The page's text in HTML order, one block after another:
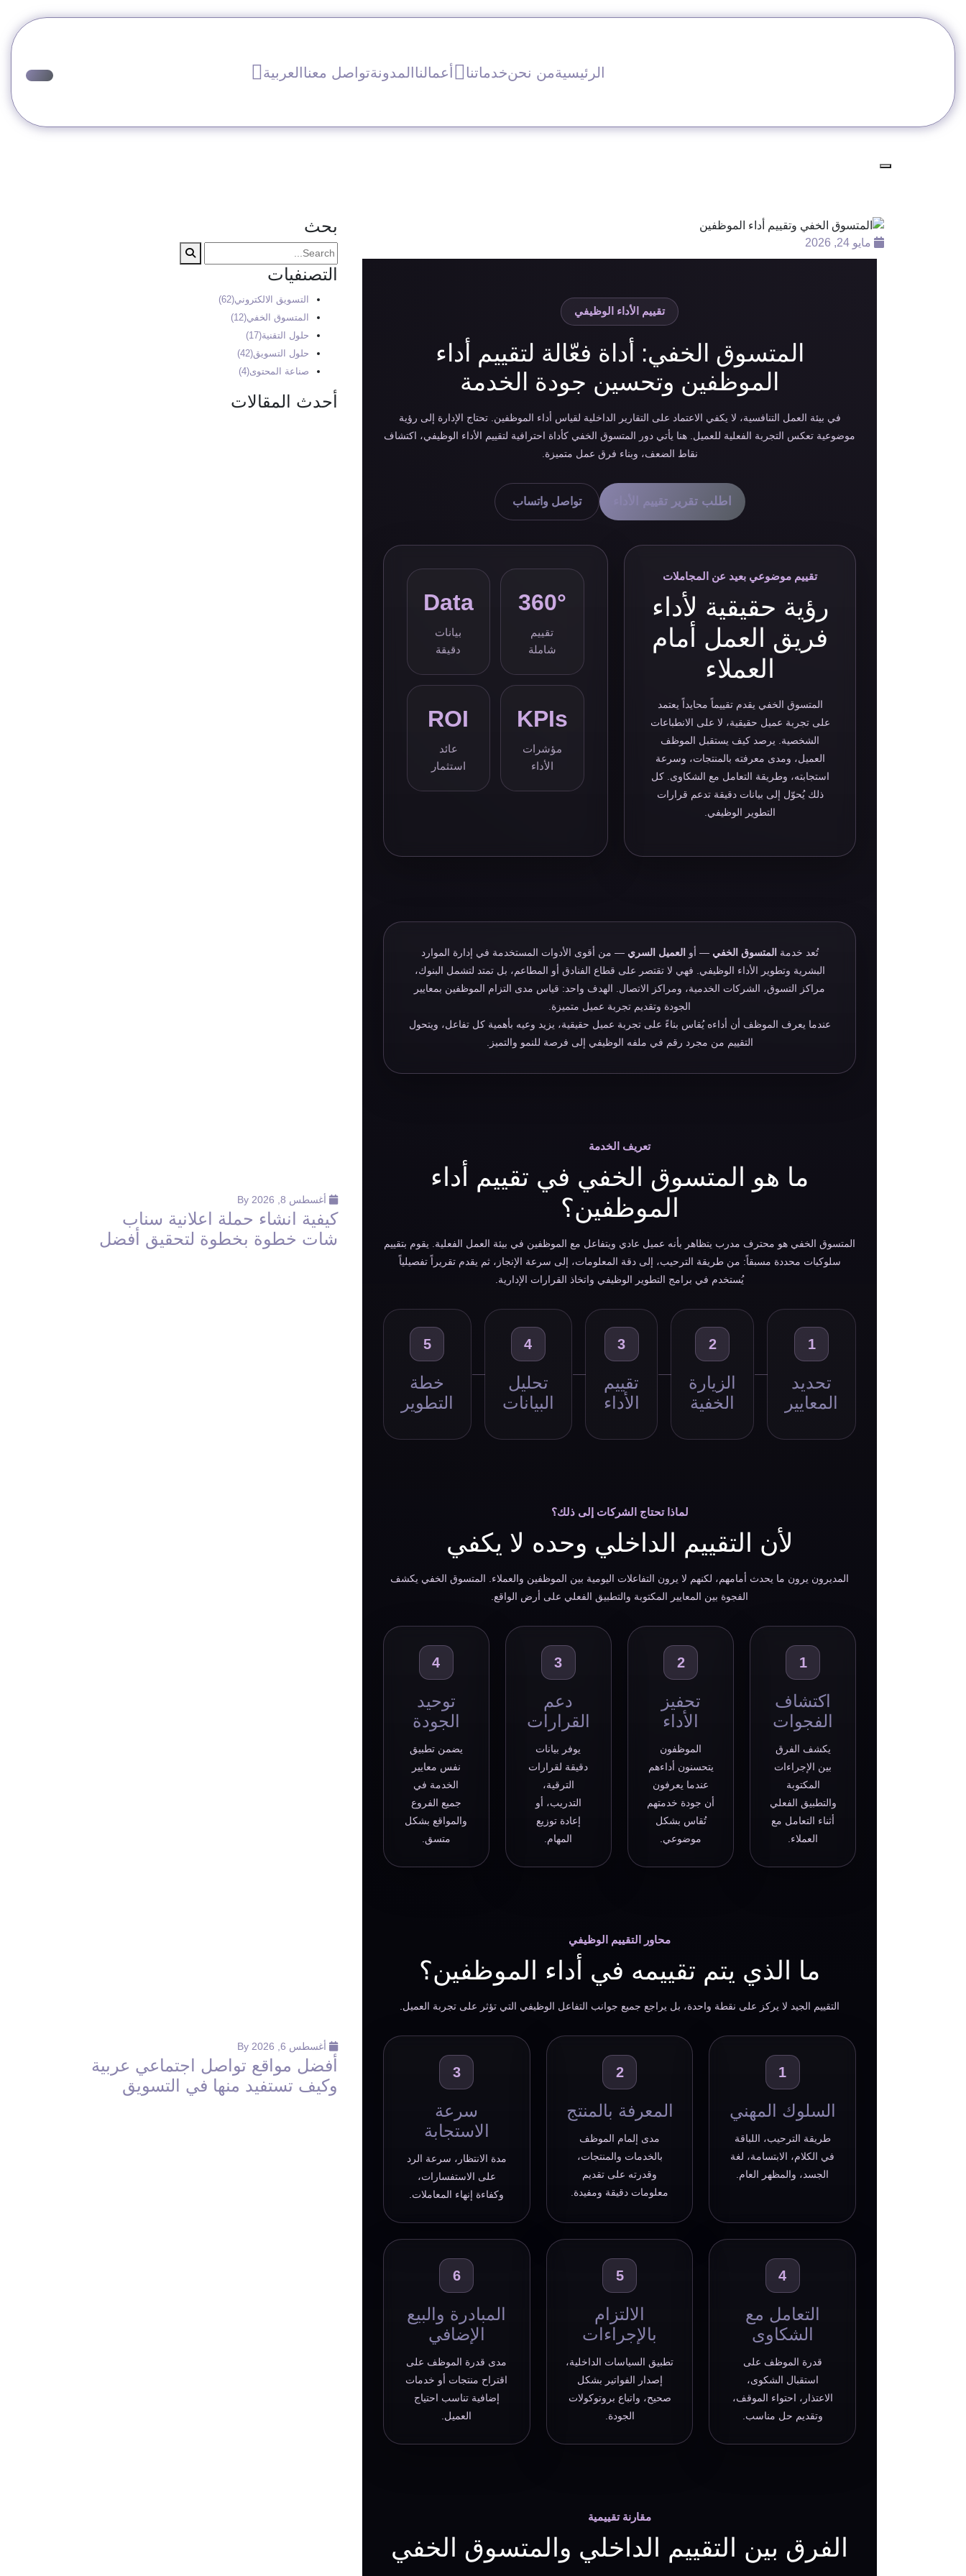
الرئيسيةمن نحنخدماتنا أعمالناالمدونةتواصل معناالعربية
مايو 24, 2026
تقييم الأداء الوظيفي
المتسوق الخفي: أداة فعّالة لتقييم أداء
الموظفين وتحسين جودة الخدمة
في بيئة العمل التنافسية، لا يكفي الاعتماد على التقارير الداخلية لقياس أداء الموظفين. تحتاج الإدارة إلى رؤية
موضوعية تعكس التجربة الفعلية للعميل. هنا يأتي دور المتسوق الخفي كأداة احترافية لتقييم الأداء الوظيفي، اكتشاف
نقاط الضعف، وبناء فرق عمل متميزة.
اطلب تقرير تقييم الأداء تواصل واتساب
تقييم موضوعي بعيد عن المجاملات
رؤية حقيقية لأداء
فريق العمل أمام
العملاء
المتسوق الخفي يقدم تقييماً محايداً يعتمد
على تجربة عميل حقيقية، لا على الانطباعات
الشخصية. يرصد كيف يستقبل الموظف
العميل، ومدى معرفته بالمنتجات، وسرعة
استجابته، وطريقة التعامل مع الشكاوى. كل
ذلك يُحوّل إلى بيانات دقيقة تدعم قرارات
التطوير الوظيفي.
360°
تقييم
شاملة
Data
بيانات
دقيقة
KPIs
مؤشرات
الأداء
ROI
عائد
استثمار
تُعد خدمة المتسوق الخفي — أو العميل السري — من أقوى الأدوات المستخدمة في إدارة الموارد
البشرية وتطوير الأداء الوظيفي. فهي لا تقتصر على قطاع الفنادق أو المطاعم، بل تمتد لتشمل البنوك،
مراكز التسوق، الشركات الخدمية، ومراكز الاتصال. الهدف واحد: قياس مدى التزام الموظفين بمعايير
الجودة وتقديم تجربة عميل متميزة.
عندما يعرف الموظف أن أداءه يُقاس بناءً على تجربة عميل حقيقية، يزيد وعيه بأهمية كل تفاعل، ويتحول
التقييم من مجرد رقم في ملفه الوظيفي إلى فرصة للنمو والتميز.
تعريف الخدمة
ما هو المتسوق الخفي في تقييم أداء
الموظفين؟
المتسوق الخفي هو محترف مدرب يتظاهر بأنه عميل عادي ويتفاعل مع الموظفين في بيئة العمل الفعلية. يقوم بتقييم
سلوكيات محددة مسبقاً: من طريقة الترحيب، إلى دقة المعلومات، إلى سرعة الإنجاز، ثم يقدم تقريراً تفصيلياً
يُستخدم في برامج التطوير الوظيفي واتخاذ القرارات الإدارية.
1
تحديد
المعايير
2
الزيارة
الخفية
3
تقييم
الأداء
4
تحليل
البيانات
5
خطة
التطوير
لماذا تحتاج الشركات إلى ذلك؟
لأن التقييم الداخلي وحده لا يكفي
المديرون يرون ما يحدث أمامهم، لكنهم لا يرون التفاعلات اليومية بين الموظفين والعملاء. المتسوق الخفي يكشف
الفجوة بين المعايير المكتوبة والتطبيق الفعلي على أرض الواقع.
1
اكتشاف
الفجوات
يكشف الفرق
بين الإجراءات
المكتوبة
والتطبيق الفعلي
أثناء التعامل مع
العملاء.
2
تحفيز
الأداء
الموظفون
يتحسنون أداءهم
عندما يعرفون
أن جودة خدمتهم
تُقاس بشكل
موضوعي.
3
دعم
القرارات
يوفر بيانات
دقيقة لقرارات
الترقية،
التدريب، أو
إعادة توزيع
المهام.
4
توحيد
الجودة
يضمن تطبيق
نفس معايير
الخدمة في
جميع الفروع
والمواقع بشكل
متسق.
محاور التقييم الوظيفي
ما الذي يتم تقييمه في أداء الموظفين؟
التقييم الجيد لا يركز على نقطة واحدة، بل يراجع جميع جوانب التفاعل الوظيفي التي تؤثر على تجربة العميل.
1
السلوك المهني
طريقة الترحيب، اللباقة
في الكلام، الابتسامة، لغة
الجسد، والمظهر العام.
2
المعرفة بالمنتج
مدى إلمام الموظف
بالخدمات والمنتجات،
وقدرته على تقديم
معلومات دقيقة ومفيدة.
3
سرعة
الاستجابة
مدة الانتظار، سرعة الرد
على الاستفسارات،
وكفاءة إنهاء المعاملات.
4
التعامل مع
الشكاوى
قدرة الموظف على
استقبال الشكوى،
الاعتذار، احتواء الموقف،
وتقديم حل مناسب.
5
الالتزام
بالإجراءات
تطبيق السياسات الداخلية،
إصدار الفواتير بشكل
صحيح، واتباع بروتوكولات
الجودة.
6
المبادرة والبيع
الإضافي
مدى قدرة الموظف على
اقتراح منتجات أو خدمات
إضافية تناسب احتياج
العميل.
مقارنة تقييمية
الفرق بين التقييم الداخلي والمتسوق الخفي
بحث
التصنفيات
التسويق الالكتروني(62)
المتسوق الخفي(12)
حلول التقنية(17)
حلول التسويق(42)
صناعة المحتوى(4)
أحدث المقالات
أغسطس 8, 2026 By
كيفية انشاء حملة اعلانية سناب
شات خطوة بخطوة لتحقيق أفضل
أغسطس 6, 2026 By
أفضل مواقع تواصل اجتماعي عربية
وكيف تستفيد منها في التسويق